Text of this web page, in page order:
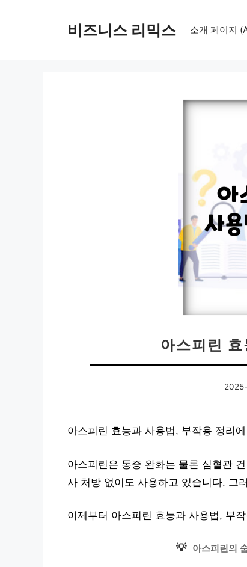
비즈니스 리믹스 소개 페이지
아스피린
아스피린 효능과 사용법, 부작용 정리
아스피린은 통증 완화는 물론 심혈관
사 처방 없이도 사용하고 있습니다. 그
이제부터 아스피린 효능과 사용법, 부
💡 아스피린의